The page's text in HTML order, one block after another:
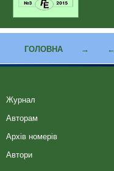
ГОЛОВНА → ←
Журнал
Авторам
Архів номерів
Автори